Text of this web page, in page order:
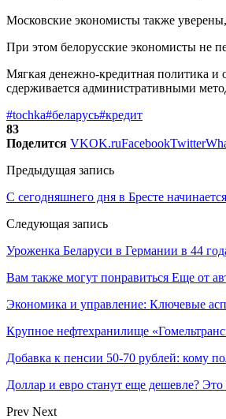
Московские экономисты также
При этом белорусские экономисты не
Мягкая денежно-кредитная политика и
сдерживается административными
#tochka#беларусь#кредит
83
Поделится VKOK.ruFacebookTwitter
Предыдущая запись
С сегодняшнего дня в Бресте
Следующая запись
Уроженка Беларуси в Германии в 44
Вам также могут понравиться Еще от
Экономика и управление: Ключевые
Крупное нефтехранилище
Добавка к пенсии 50-70 рублей: кому
Доллар и евро станут еще дешевле?
Prev Next